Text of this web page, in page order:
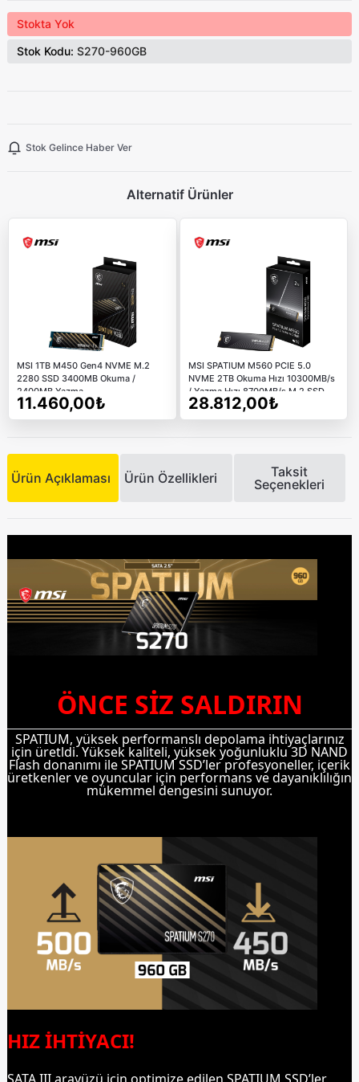
Stokta Yok
Stok Kodu: S270-960GB
Stok Gelince Haber Ver
Alternatif Ürünler
MSI 1TB M450 Gen4 NVME M.2
2280 SSD 3400MB Okuma /
2400MB Yazma
11.460,00₺
MSI SPATIUM M560 PCIE 5.0
NVME 2TB Okuma Hızı 10300MB/s
/ Yazma Hızı 8700MB/s M.2 SSD
28.812,00₺
Ürün Açıklaması Ürün Özellikleri
Taksit
Seçenekleri
ÖNCE SİZ SALDIRIN
SPATIUM, yüksek performanslı depolama ihtiyaçlarınız
için üretldi. Yüksek kaliteli, yüksek yoğunluklu 3D NAND
Flash donanımı ile SPATIUM SSD’ler profesyoneller, içerik
üretkenler ve oyuncular için performans ve dayanıklılığın
mükemmel dengesini sunuyor.
HIZ İHTİYACI!